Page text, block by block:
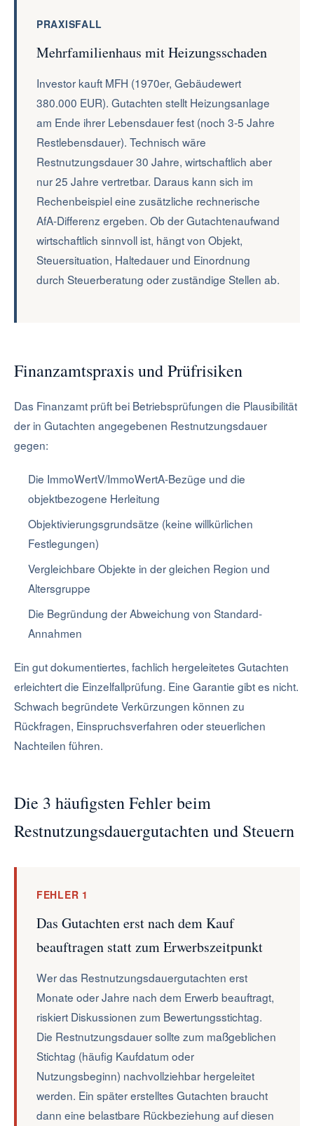
PRAXISFALL
Mehrfamilienhaus mit Heizungsschaden
Investor kauft MFH (1970er, Gebäudewert
380.000 EUR). Gutachten stellt Heizungsanlage
am Ende ihrer Lebensdauer fest (noch 3-5 Jahre
Restlebensdauer). Technisch wäre
Restnutzungsdauer 30 Jahre, wirtschaftlich aber
nur 25 Jahre vertretbar. Daraus kann sich im
Rechenbeispiel eine zusätzliche rechnerische
AfA-Differenz ergeben. Ob der Gutachtenaufwand
wirtschaftlich sinnvoll ist, hängt von Objekt,
Steuersituation, Haltedauer und Einordnung
durch Steuerberatung oder zuständige Stellen ab.
Finanzamtspraxis und Prüfrisiken
Das Finanzamt prüft bei Betriebsprüfungen die Plausibilität
der in Gutachten angegebenen Restnutzungsdauer
gegen:
Die ImmoWertV/ImmoWertA-Bezüge und die
objektbezogene Herleitung
Objektivierungsgrundsätze (keine willkürlichen
Festlegungen)
Vergleichbare Objekte in der gleichen Region und
Altersgruppe
Die Begründung der Abweichung von Standard-
Annahmen
Ein gut dokumentiertes, fachlich hergeleitetes Gutachten
erleichtert die Einzelfallprüfung. Eine Garantie gibt es nicht.
Schwach begründete Verkürzungen können zu
Rückfragen, Einspruchsverfahren oder steuerlichen
Nachteilen führen.
Die 3 häufigsten Fehler beim
Restnutzungsdauergutachten und Steuern
FEHLER 1
Das Gutachten erst nach dem Kauf
beauftragen statt zum Erwerbszeitpunkt
Wer das Restnutzungsdauergutachten erst
Monate oder Jahre nach dem Erwerb beauftragt,
riskiert Diskussionen zum Bewertungsstichtag.
Die Restnutzungsdauer sollte zum maßgeblichen
Stichtag (häufig Kaufdatum oder
Nutzungsbeginn) nachvollziehbar hergeleitet
werden. Ein später erstelltes Gutachten braucht
dann eine belastbare Rückbeziehung auf diesen